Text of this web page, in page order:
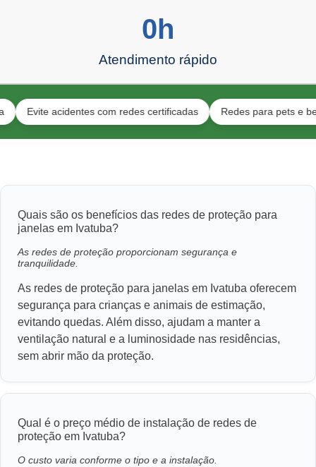
Atendimento rápido
0 h
acidentes com redes certificadas Redes para pets e bebês
Quais são os benefícios das redes de proteção para
janelas em Ivatuba?
As redes de proteção proporcionam segurança e
tranquilidade.
As redes de proteção para janelas em Ivatuba oferecem
segurança para crianças e animais de estimação,
evitando quedas. Além disso, ajudam a manter a
ventilação natural e a luminosidade nas residências,
sem abrir mão da proteção.
Qual é o preço médio de instalação de redes de
proteção em Ivatuba?
O custo varia conforme o tipo e a instalação.